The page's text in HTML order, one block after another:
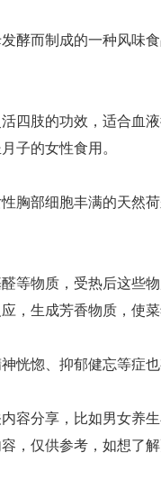
酵而制成的一种风味
四肢的功效，适合血
子的女性食用。
胸部细胞丰满的天然
等物质，受热后这些
，生成芳香物质，使菜
恍惚、抑郁健忘等症
容分享，比如男女养
，仅供参考，如想了